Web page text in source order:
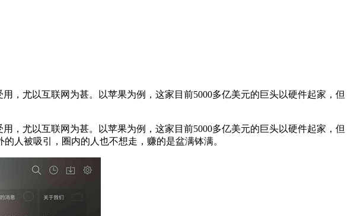
，尤以互联网为甚。以苹果为例，这家目前5000多亿美元的巨头以硬件起家，但
，尤以互联网为甚。以苹果为例，这家目前5000多亿美元的巨头以硬件起家，但
人被吸引，圈内的人也不想走，赚的是盆满钵满。